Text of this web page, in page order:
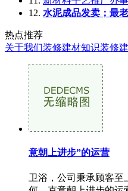
12. 水泥成品发卖；最
热点推荐
关于我们装修建材知识装修
意朝上进步”的运营
卫浴，公司秉承顾客至